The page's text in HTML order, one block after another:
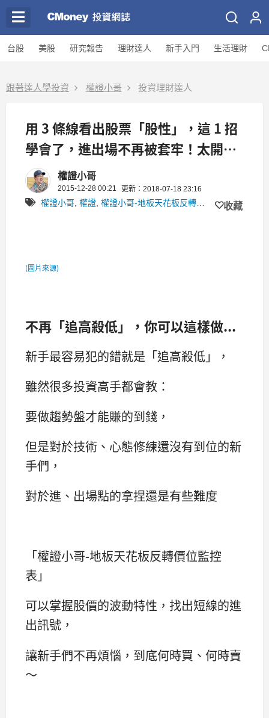
台股 美股 研究報告 理財達人 新手入門 生活理財
跟著達人學投資 權證小哥 投資理財達人
用 3 條線看出股票「股性」，這 1 招
學會了，進出場不再被套牢！太開心
了～
權證小哥
2015-12-28 00:21 更新：2018-07-18 23:16
權證小哥 權證 權證小哥-地板天花板反轉價位監控表 收藏
(圖片來源)
不再「追高殺低」，你可以這樣做...
新手最容易犯的錯就是「追高殺低」，
雖然很多投資高手都會教：
要做趨勢盤才能賺的到錢，
但是對於技術、心態修練還沒有到位的新
手們，
對於進、出場點的拿捏還是有些難度
「權證小哥-地板天花板反轉價位監控
表」
可以掌握股價的波動特性，找出短線的進
出訊號，
讓新手們不再煩惱，到底何時買、何時賣
～